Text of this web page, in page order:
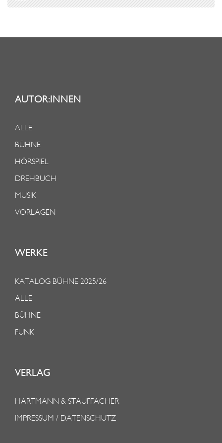
AUTOR:INNEN
ALLE
BÜHNE
HÖRSPIEL
DREHBUCH
MUSIK
VORLAGEN
WERKE
KATALOG BÜHNE 2025/26
ALLE
BÜHNE
FUNK
VERLAG
HARTMANN & STAUFFACHER
IMPRESSUM / DATENSCHUTZ